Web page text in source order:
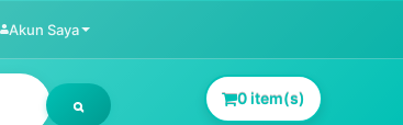
Akun Saya
0 item(s)